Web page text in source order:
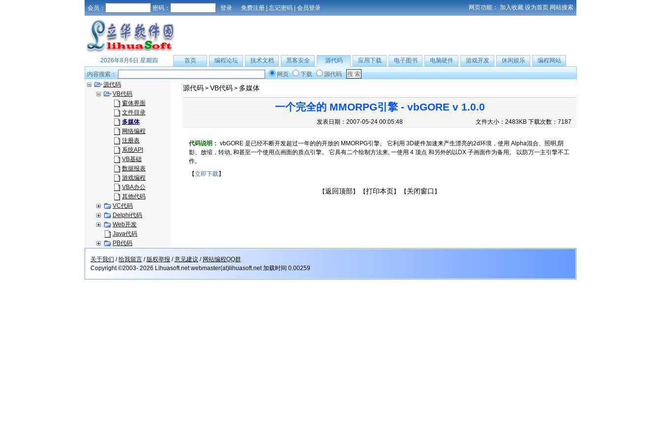
会员： 密码： 免费注册 | 忘记密码 | 会员登录 网页功能： 加入收藏 设为首页 网站搜索
2026年8月6日 星期四 首页 编程论坛 技术文档 黑客安全 源代码 应用下载 电子图书 电脑硬件 游戏开发 休闲娱乐
编程网站
内容搜索：
网页 下载
源代码
源代码
VB代码
窗体界面
文件目录
多媒体
网络编程
注册表
系统API
VB基础
数据报表
游戏编程
VBA办公
其他代码
VC代码
Delphi代码
Web开发
Java代码
PB代码
源代码 > VB代码 > 多媒体
一个完全的 MMORPG引擎 - vbGORE v 1.0.0
发表日期：2007-05-24 00:05:48 文件大小：2483KB 下载次数：7187
代码说明： vbGORE 是已经不断开发超过一年的的开放的 MMORPG引擎。 它利用 3D硬件加速来产生漂亮的2d环境，使用 Alpha混合、照明,阴
影、放缩，转动, 和甚至一个使用点画面的质点引擎。 它具有二个绘制方法来, 一使用 4 顶点 和另外的以DX 子画面作为备用。 以防万一主引擎不工
作。
【立即下载】
【返回顶部】 【打印本页】 【 关闭窗口 】
关于我们 /给我留言 /版权举报 /意见建议 / 网站编程QQ群
Copyright ©2003- 2026 Lihuasoft.net webmaster(at)lihuasoft.net 加载时间 0.00259